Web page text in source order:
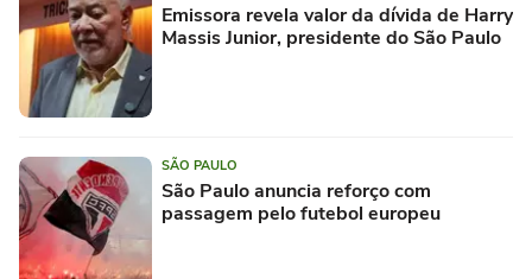
Emissora revela valor da dívida de Harry
Massis Junior, presidente do São Paulo
SÃO PAULO
São Paulo anuncia reforço com
passagem pelo futebol europeu